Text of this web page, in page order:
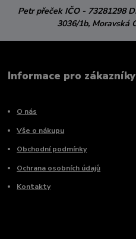
Petr přeček IČO - 73281298
3036/1b, Moravská
Informace pro zákazníky
O nás
Vše o nákupu
Obchodní podmínky
Ochrana osobních údajů
Kontakty